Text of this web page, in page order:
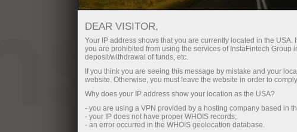
DEAR VISITOR,
Your IP address shows that you are currently located in the USA.
you are prohibited from using the services of InstaFintech
deposit/withdrawal of funds, etc.
If you think you are seeing this message by mistake and your
website. Otherwise, you must leave the website in order to
Why does your IP address show your location as the USA?
- you are using a VPN provided by a hosting company based in
- your IP does not have proper WHOIS records;
- an error occurred in the WHOIS geolocation database.